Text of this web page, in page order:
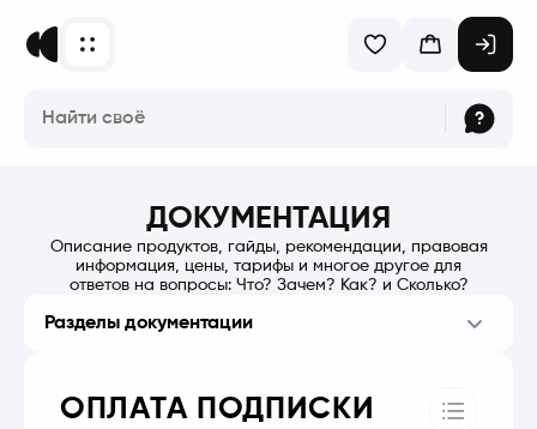
ДОКУМЕНТАЦИЯ
Описание продуктов, гайды, рекомендации, правовая
информация, цены, тарифы и многое другое для
ответов на вопросы: Что? Зачем? Как? и Сколько?
Разделы документации
ОПЛАТА ПОДПИСКИ